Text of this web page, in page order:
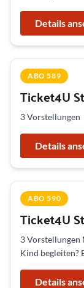
Details
ABO 589
Ticket4U
3 Vorstellungen
Details
ABO 590
Ticket4U
3 Vorstellungen
Kind begleiten?
Details